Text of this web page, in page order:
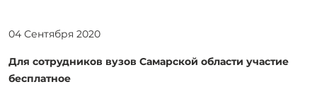
04 Сентября 2020
Для сотрудников вузов Самарской области участие
бесплатное